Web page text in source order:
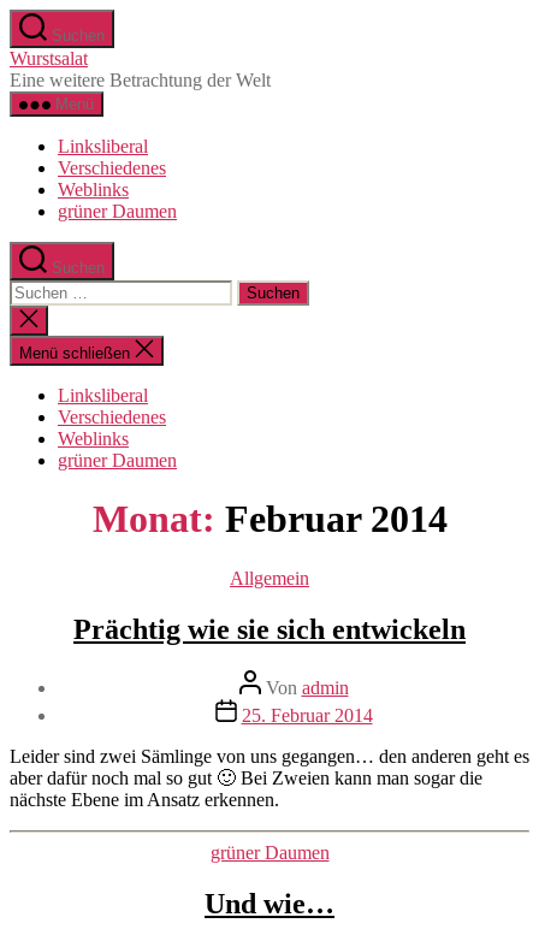
Direkt
zum
Inhalt
wechseln
Suchen
Wurstsalat
Eine weitere Betrachtung der Welt
Menü
Linksliberal
Verschiedenes
Weblinks
grüner Daumen
Suchen
Suche
nach:
Suche
schließen
Menü schließen
Linksliberal
Verschiedenes
Weblinks
grüner Daumen
Monat: Februar 2014
Kategorien
Allgemein
Prächtig wie sie sich entwickeln
Beitragsautor
Von admin
Beitragsdatum
25. Februar 2014
Leider sind zwei Sämlinge von uns gegangen… den anderen geht es
aber dafür noch mal so gut 🙂 Bei Zweien kann man sogar die
nächste Ebene im Ansatz erkennen.
Kategorien
grüner Daumen
Und wie…